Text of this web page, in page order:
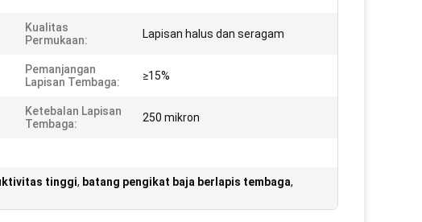
Kualitas
Permukaan:
Lapisan halus dan seragam
Pemanjangan
Lapisan Tembaga:
≥15%
Ketebalan Lapisan
Tembaga:
250 mikron
tinggi, batang pengikat baja berlapis tembaga,